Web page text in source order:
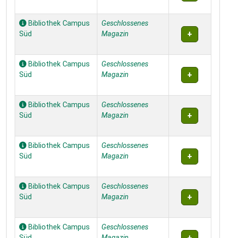
Bibliothek Campus
Süd
Geschlossenes
Magazin
Bibliothek Campus
Süd
Geschlossenes
Magazin
Bibliothek Campus
Süd
Geschlossenes
Magazin
Bibliothek Campus
Süd
Geschlossenes
Magazin
Bibliothek Campus
Süd
Geschlossenes
Magazin
Bibliothek Campus
Geschlossenes